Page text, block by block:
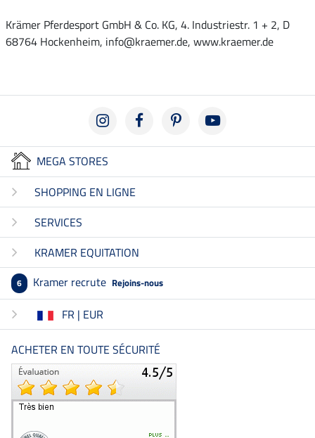
Krämer Pferdesport GmbH & Co. KG, 4. Industriestr. 1 + 2, D
68764 Hockenheim, info@kraemer.de, www.kraemer.de
MEGA STORES
SHOPPING EN LIGNE
SERVICES
KRAMER EQUITATION
6 Kramer recrute Rejoins-nous
FR | EUR
ACHETER EN TOUTE SÉCURITÉ